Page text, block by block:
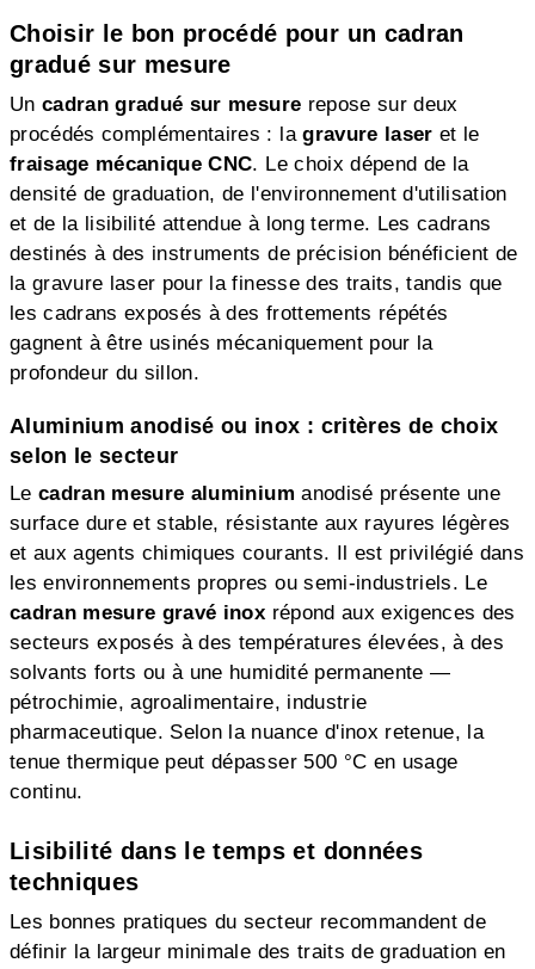
Choisir le bon procédé pour un cadran
gradué sur mesure
Uncadran gradué sur mesure repose sur deux
procédés complémentaires : lagravure laser et le
fraisage mécanique CNC. Le choix dépend de la
densité de graduation, de l'environnement d'utilisation
et de la lisibilité attendue à long terme. Les cadrans
destinés à des instruments de précision bénéficient de
la gravure laser pour la finesse des traits, tandis que
les cadrans exposés à des frottements répétés
gagnent à être usinés mécaniquement pour la
profondeur du sillon.
Aluminium anodisé ou inox : critères de choix
selon le secteur
Lecadran mesure aluminium anodisé présente une
surface dure et stable, résistante aux rayures légères
et aux agents chimiques courants. Il est privilégié dans
les environnements propres ou semi-industriels. Le
cadran mesure gravé inox répond aux exigences des
secteurs exposés à des températures élevées, à des
solvants forts ou à une humidité permanente —
pétrochimie, agroalimentaire, industrie
pharmaceutique. Selon la nuance d'inox retenue, la
tenue thermique peut dépasser 500 °C en usage
continu.
Lisibilité dans le temps et données
techniques
Les bonnes pratiques du secteur recommandent de
définir la largeur minimale des traits de graduation en